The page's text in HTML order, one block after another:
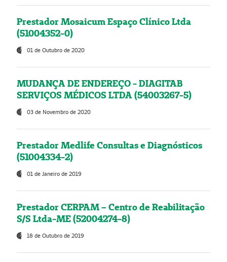
Prestador Mosaicum Espaço Clínico Ltda
(51004352-0)
01 de Outubro de 2020
MUDANÇA DE ENDEREÇO - DIAGITAB
SERVIÇOS MÉDICOS LTDA (54003267-5)
03 de Novembro de 2020
Prestador Medlife Consultas e Diagnósticos
(51004334-2)
01 de Janeiro de 2019
Prestador CERPAM – Centro de Reabilitação
S/S Ltda-ME (52004274-8)
18 de Outubro de 2019